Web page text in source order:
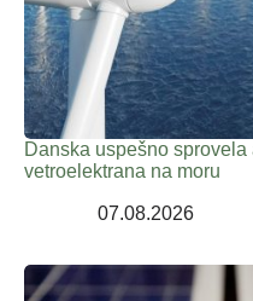
Danska uspešno
vetroelektrana na moru
07.08.2026